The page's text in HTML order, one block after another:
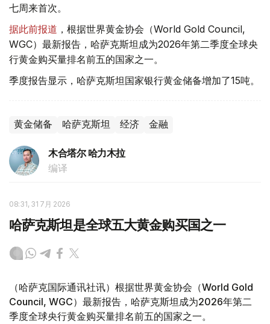
七周来首次。
据此前报道 ，根据世界黄金协会（World Gold Council,
WGC）最新报告，哈萨克斯坦成为2026年第二季度全球央
行黄金购买量排名前五的国家之一。
季度报告显示，哈萨克斯坦国家银行黄金储备增加了15吨。
黄金储备 哈萨克斯坦 经济 金融
木合塔尔 哈力木拉
编译
08:31, 31 7月 2026
哈萨克斯坦是全球五大黄金购买国之一
（哈萨克国际通讯社讯）根据世界黄金协会（World Gold
Council, WGC）最新报告，哈萨克斯坦成为2026年第二
季度全球央行黄金购买量排名前五的国家之一。